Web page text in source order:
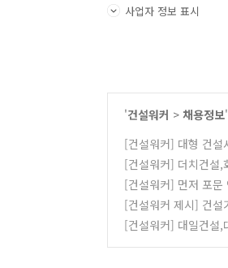
사업자 정보 표시
'건설워커 > 채용정보
[건설워커] 대형 건설
[건설워커] 더치건설,
[건설워커] 먼저 포문
[건설워커 제시] 건
[건설워커] 대일건설